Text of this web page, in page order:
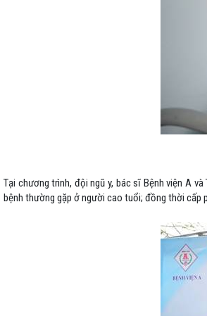
Tại chương trình, đội ngũ y, bác sĩ Bệnh viện A
bệnh thường gặp ở người cao tuổi; đồng thời